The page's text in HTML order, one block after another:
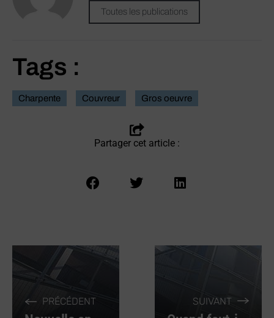
Toutes les publications
Tags :
Charpente Couvreur Gros oeuvre
Partager cet article :
PRÉCÉDENT SUIVANT